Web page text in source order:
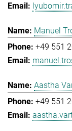
Manuel
+49 551
Aastha
+49 551